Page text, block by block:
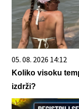
05. 08. 2026 14:12
Koliko visoku
izdrži?